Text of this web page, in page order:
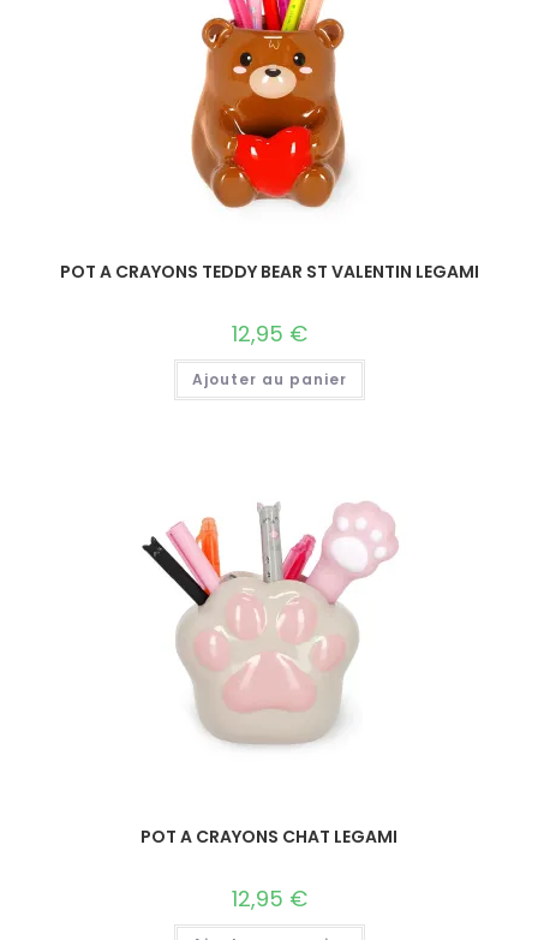
POT A CRAYONS TEDDY BEAR ST VALENTIN LEGAMI
12,95 €
Ajouter au panier
POT A CRAYONS CHAT LEGAMI
12,95 €